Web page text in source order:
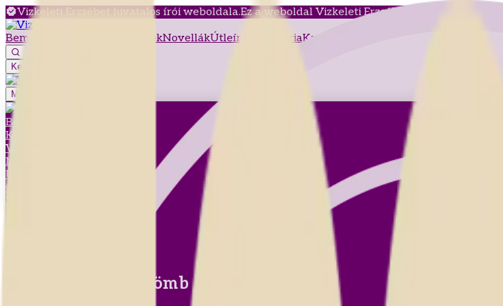
Vizkeleti Erzsébet hivatalos írói weboldala.Ez a weboldal Vizkeleti Erzsébet hivatalos írói
Bemutatkozás
VersekNovellákÚtleírások GalériaKapcsolat
Keresés
Menü megnyitása
Bemutatkozás
Könyvek
Versek
Novellák
Útleírások
Galéria
Kapcsolat
Valót mutat a hógömb